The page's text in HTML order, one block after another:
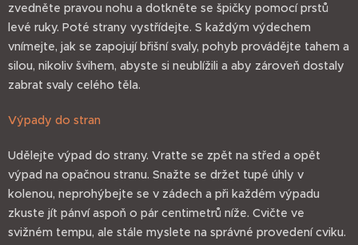
zvedněte pravou nohu a dotkněte se špičky pomocí prstů
levé ruky. Poté strany vystřídejte. S každým výdechem
vnímejte, jak se zapojují břišní svaly, pohyb provádějte tahem a
silou, nikoliv švihem, abyste si neublížili a aby zároveň dostaly
zabrat svaly celého těla.
Výpady do stran
Udělejte výpad do strany. Vraťte se zpět na střed a opět
výpad na opačnou stranu. Snažte se držet tupé úhly v
kolenou, neprohýbejte se v zádech a při každém výpadu
zkuste jít pánví aspoň o pár centimetrů níže. Cvičte ve
svižném tempu, ale stále myslete na správné provedení cviku.